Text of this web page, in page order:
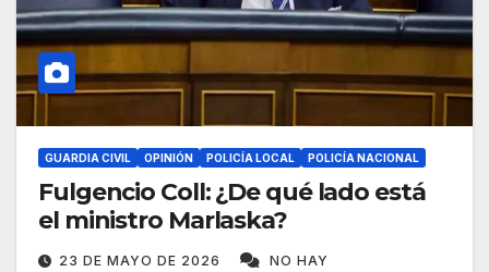
GUARDIA CIVIL OPINIÓN POLICÍA LOCAL POLICÍA NACIONAL
Fulgencio Coll: ¿De qué lado está
el ministro Marlaska?
23 DE MAYO DE 2026
NO HAY